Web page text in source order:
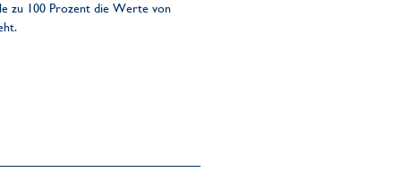
zu 100 Prozent die Werte von